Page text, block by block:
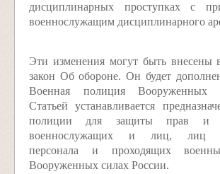
дисциплинарных проступках с
военнослужащим дисциплинарного
Эти изменения могут быть внесены
закон Об обороне. Он будет
Военная полиция Вооруженных
Статьей устанавливается
полиции для защиты прав и
военнослужащих и лиц, лиц
персонала и проходящих
Вооруженных силах России.